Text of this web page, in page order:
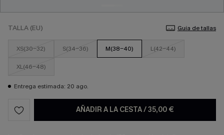
TALLA (EU) Guía de tallas
XS(30-32) S(34-36) M(38-40) L(42-44)
XL(46-48)
Entrega estimada: 20 ago.
AÑADIR A LA CESTA/35,00 €